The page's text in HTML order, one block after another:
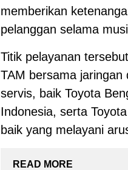
memberikan
pelanggan selama
Titik pelayanan
TAM bersama jaringan
servis, baik Toyota
Indonesia, serta
baik yang melayani
READ MORE